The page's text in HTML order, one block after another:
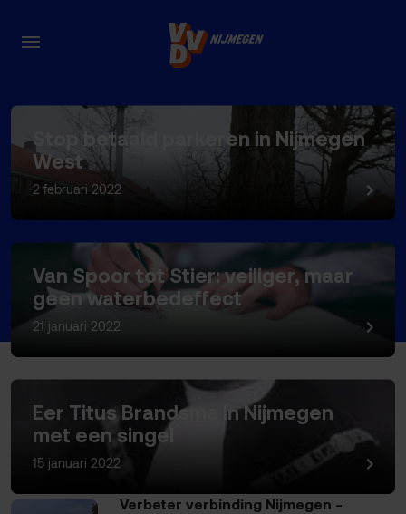
Nieuws
Stop betaald parkeren in Nijmegen
West
2 februari 2022
Van Spoor tot Stier: veiliger, maar
geen waterbedeffect
21 januari 2022
Eer Titus Brandsma in Nijmegen
met een singel
15 januari 2022
Verbeter verbinding Nijmegen -